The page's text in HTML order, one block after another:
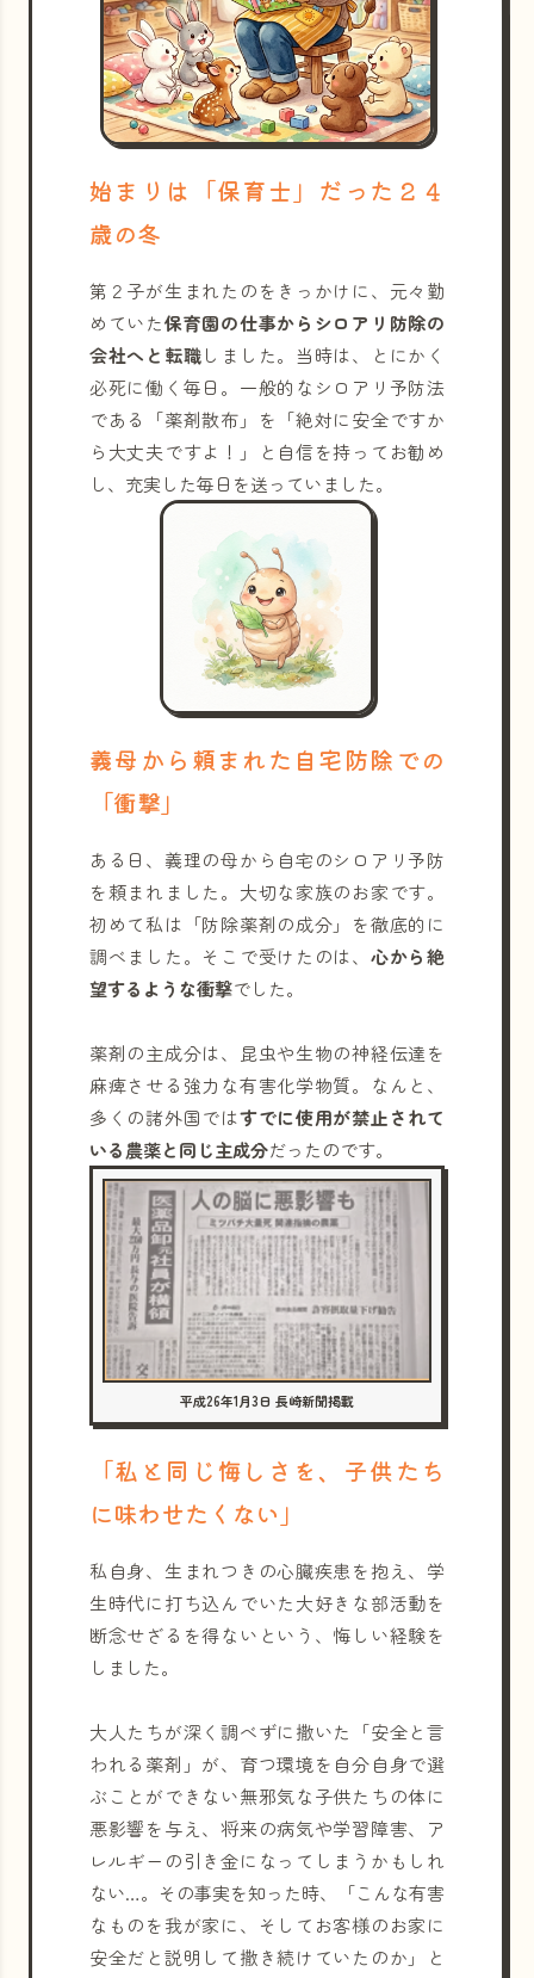
始まりは「保育士」だった２４
歳の冬
第２子が生まれたのをきっかけに、元々勤
めていた保育園の仕事からシロアリ防除の
会社へと転職しました。当時は、とにかく
必死に働く毎日。一般的なシロアリ予防法
である「薬剤散布」を「絶対に安全ですか
ら大丈夫ですよ！」と自信を持ってお勧め
し、充実した毎日を送っていました。
義母から頼まれた自宅防除での
「衝撃」
ある日、義理の母から自宅のシロアリ予防
を頼まれました。大切な家族のお家です。
初めて私は「防除薬剤の成分」を徹底的に
調べました。そこで受けたのは、 心から絶
望するような衝撃でした。
薬剤の主成分は、昆虫や生物の神経伝達を
麻痺させる強力な有害化学物質。なんと、
多くの諸外国ではすでに使用が禁止されて
いる農薬と同じ主成分だったのです。
平成26年1月3日 長崎新聞掲載
「私と同じ悔しさを、子供たち
に味わせたくない」
私自身、生まれつきの心臓疾患を抱え、学
生時代に打ち込んでいた大好きな部活動を
断念せざるを得ないという、悔しい経験を
しました。
大人たちが深く調べずに撒いた「安全と言
われる薬剤」が、育つ環境を自分自身で選
ぶことができない無邪気な子供たちの体に
悪影響を与え、将来の病気や学習障害、ア
レルギーの引き金になってしまうかもしれ
ない…。その事実を知った時、「こんな有害
なものを我が家に、そしてお客様のお家に
安全だと説明して撒き続けていたのか」と